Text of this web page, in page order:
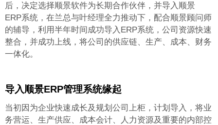
后，决定选择顺景软件为长期合作伙伴，并导入顺景
ERP系统，在兰总与叶经理全力推动下，配合顺景顾问师
的辅导，利用半年时间成功导入ERP系统，公司资源快速
整合，并成功上线，将公司的供应链、生产、成本、财务
一体化。
导入顺景ERP管理系统缘起
当初因为企业快速成长及规划公司上柜，计划导入 ，将业
务营运、生产供应、成本会计、人力资源及重要的内部控